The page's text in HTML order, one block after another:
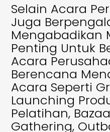
Selain Acara
Juga
Mengabadikan
Penting Untuk
Acara
Berencana
Acara Seperti
Launching
Pelatihan,
Gathering,